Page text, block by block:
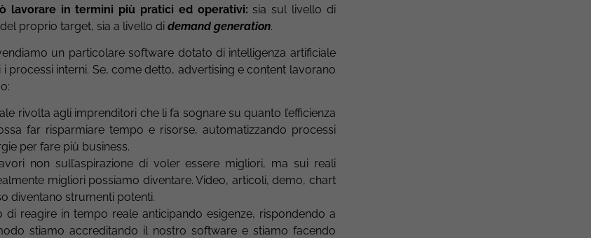
lavorare in termini più pratici ed operativi: sia sul livello di
proprio target, sia a livello di demand generation.
un particolare software dotato di intelligenza artificiale
processi interni. Se, come detto, advertising e content lavorano
rivolta agli imprenditori che li fa sognare su quanto l’efficienza
far risparmiare tempo e risorse, automatizzando processi
per fare più business.
non sull’aspirazione di voler essere migliori, ma sui reali
migliori possiamo diventare. Video, articoli, demo, chart
diventano strumenti potenti.
reagire in tempo reale anticipando esigenze, rispondendo a
stiamo accreditando il nostro software e stiamo facendo